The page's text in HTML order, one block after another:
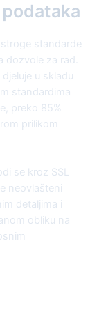
standarde
dozvole za rad.
u skladu
standardima
preko 85%
prilikom
se kroz SSL
neovlašteni
detaljima i
obliku na